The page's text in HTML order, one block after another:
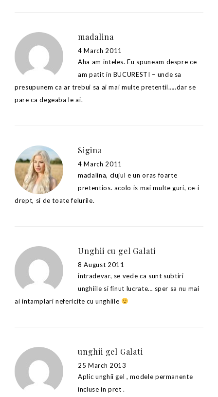
madalina
4 March 2011
Aha am inteles. Eu spuneam despre ce
am patit in BUCURESTI – unde sa
presupunem ca ar trebui sa ai mai multe pretentii…..dar se
pare ca degeaba le ai.
Sigina
4 March 2011
madalina, clujul e un oras foarte
pretentios. acolo is mai multe guri, ce-i
drept, si de toate felurile.
Unghii cu gel Galati
8 August 2011
intradevar, se vede ca sunt subtiri
unghiile si finut lucrate… sper sa nu mai
ai intamplari nefericite cu unghiile
unghii gel Galati
25 March 2013
Aplic unghii gel , modele permanente
incluse in pret .